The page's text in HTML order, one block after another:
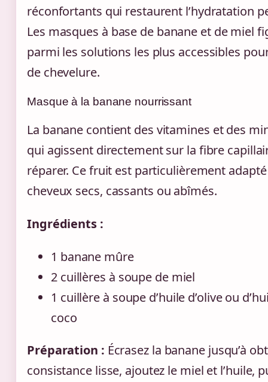
réconfortants qui restaurent l’hydratation
Les masques à base de banane et de miel
parmi les solutions les plus accessibles
de chevelure.
Masque à la banane nourrissant
La banane contient des vitamines et des
qui agissent directement sur la fibre
réparer. Ce fruit est particulièrement
cheveux secs, cassants ou abîmés.
Ingrédients :
1 banane mûre
2 cuillères à soupe de miel
1 cuillère à soupe d’huile d’olive ou
coco
Préparation : Écrasez la banane jusqu’à
consistance lisse, ajoutez le miel et l’huile,